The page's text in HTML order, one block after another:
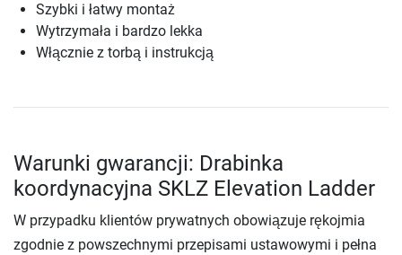
Szybki i łatwy montaż
Wytrzymała i bardzo lekka
Włącznie z torbą i instrukcją
Warunki gwarancji: Drabinka
koordynacyjna SKLZ Elevation Ladder
W przypadku klientów prywatnych obowiązuje rękojmia
zgodnie z powszechnymi przepisami ustawowymi i pełna